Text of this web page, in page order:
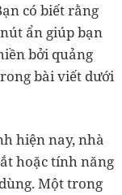
có biết rằng
ẩn giúp bạn
bởi quảng
bài viết dưới
hiện nay, nhà
hoặc tính năng
Một trong